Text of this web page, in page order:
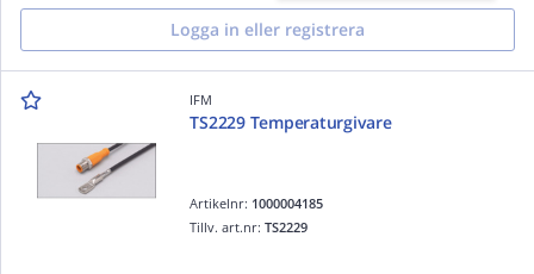
Logga in eller registrera
IFM
TS2229 Temperaturgivare
Artikelnr: 1000004185
Tillv. art.nr:TS2229